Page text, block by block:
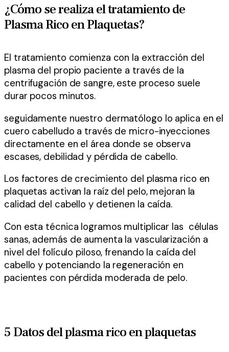
¿Cómo se realiza el tratamiento de
Plasma Rico en Plaquetas?
El tratamiento comienza con la extracción del
plasma del propio paciente a través de la
centrifugación de sangre, este proceso suele
durar pocos minutos.
seguidamente nuestro dermatólogo lo aplica en el
cuero cabelludo a través de micro-inyecciones
directamente en el área donde se observa
escases, debilidad y pérdida de cabello.
Los factores de crecimiento del plasma rico en
plaquetas activan la raíz del pelo, mejoran la
calidad del cabello y detienen la caída.
Con esta técnica logramos multiplicar las células
sanas, además de aumenta la vascularización a
nivel del folículo piloso, frenando la caída del
cabello y potenciando la regeneración en
pacientes con pérdida moderada de pelo.
5 Datos del plasma rico en plaquetas